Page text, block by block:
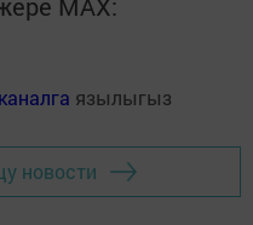
язылыгыз
новости